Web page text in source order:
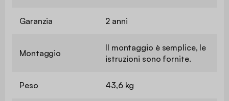
Garanzia 2 anni
Montaggio
Il montaggio è semplice, le
istruzioni sono fornite.
Peso 43,6 kg